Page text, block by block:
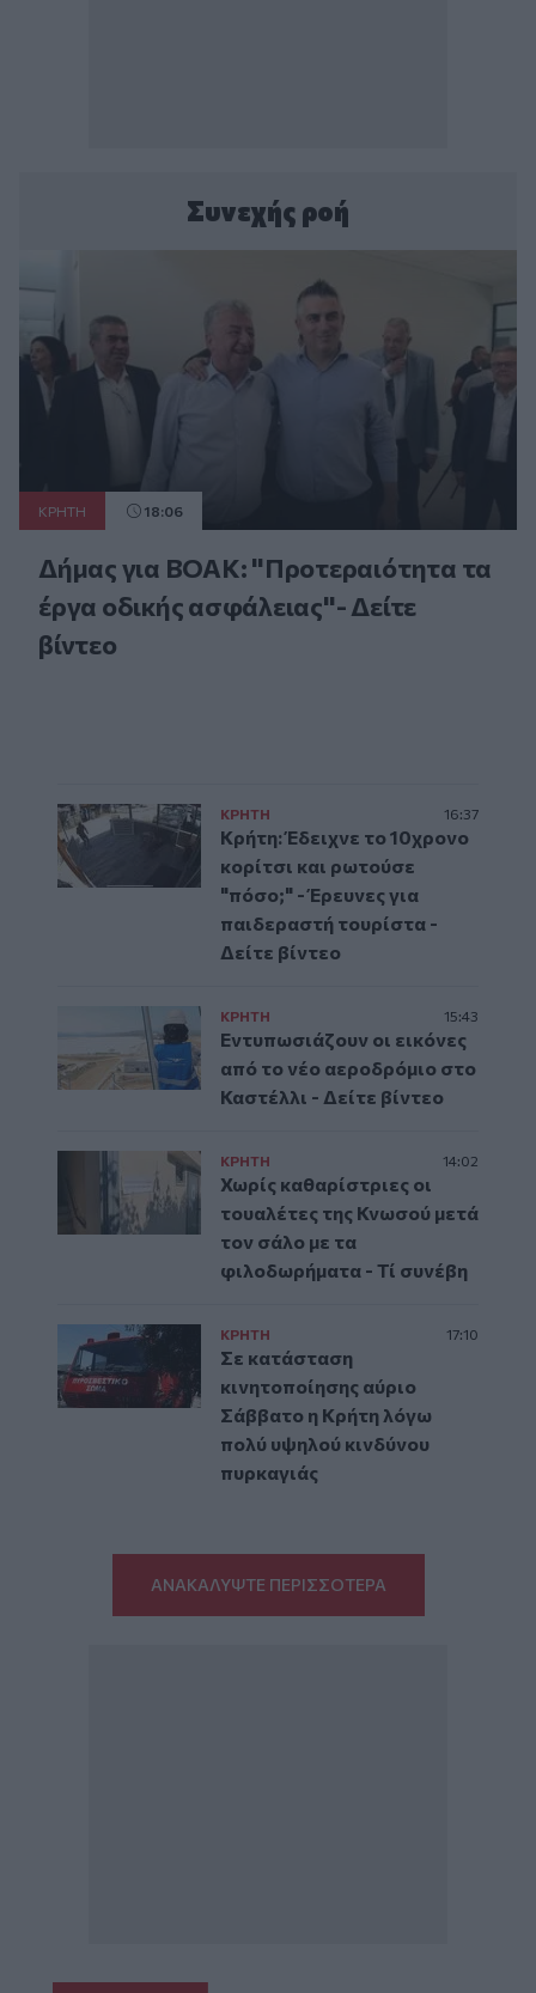
Συνεχής ροή
ΚΡΗΤΗ 18:06
Δήμας για ΒΟΑΚ: "Προτεραιότητα τα
έργα οδικής ασφάλειας"- Δείτε
βίντεο
ΚΡΗΤΗ 16:37
Κρήτη: Έδειχνε το 10χρονο
κορίτσι και ρωτούσε
"πόσο;" - Έρευνες για
παιδεραστή τουρίστα -
Δείτε βίντεο
ΚΡΗΤΗ 15:43
Εντυπωσιάζουν οι εικόνες
από το νέο αεροδρόμιο στο
Καστέλλι - Δείτε βίντεο
ΚΡΗΤΗ 14:02
Χωρίς καθαρίστριες οι
τουαλέτες της Κνωσού μετά
τον σάλο με τα
φιλοδωρήματα - Τί συνέβη
ΚΡΗΤΗ 17:10
Σε κατάσταση
κινητοποίησης αύριο
Σάββατο η Κρήτη λόγω
πολύ υψηλού κινδύνου
πυρκαγιάς
ΑΝΑΚΑΛΥΨΤΕ ΠΕΡΙΣΣΟΤΕΡΑ